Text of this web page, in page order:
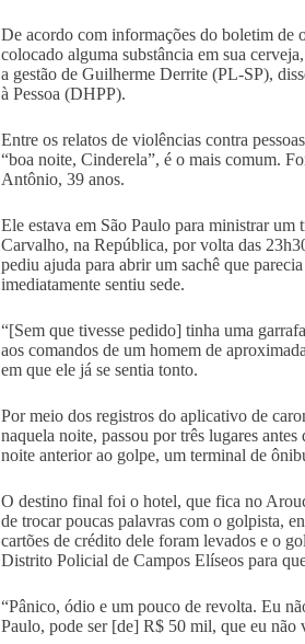
De acordo com informações do boletim de
colocado alguma substância em sua
a gestão de Guilherme Derrite (PL-SP),
à Pessoa (DHPP).
Entre os relatos de violências contra
“boa noite, Cinderela”, é o mais comum.
Antônio, 39 anos.
Ele estava em São Paulo para ministrar
Carvalho, na República, por volta das
pediu ajuda para abrir um sachê que
imediatamente sentiu sede.
“[Sem que tivesse pedido] tinha uma
aos comandos de um homem de
em que ele já se sentia tonto.
Por meio dos registros do aplicativo de
naquela noite, passou por três lugares
noite anterior ao golpe, um terminal de
O destino final foi o hotel, que fica no
de trocar poucas palavras com o golpista,
cartões de crédito dele foram levados e o
Distrito Policial de Campos Elíseos para
“Pânico, ódio e um pouco de revolta. Eu
Paulo, pode ser [de] R$ 50 mil, que eu não